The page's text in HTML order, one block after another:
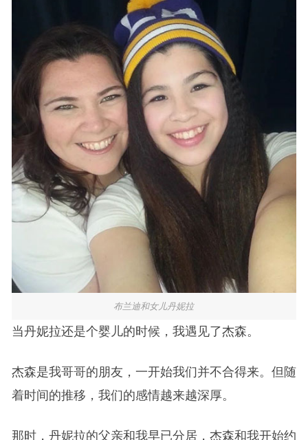
布兰迪和女儿丹妮拉
当丹妮拉还是个婴儿的时候，我遇见了杰森。
杰森是我哥哥的朋友，一开始我们并不合得来。但随
着时间的推移，我们的感情越来越深厚。
那时，丹妮拉的父亲和我早已分居，杰森和我开始约